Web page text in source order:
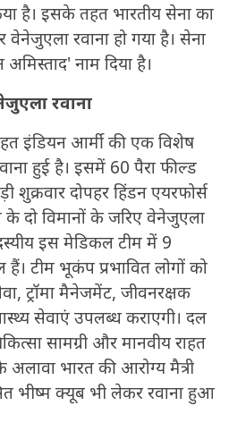
है। इसके तहत भारतीय सेना का
रवाना हो गया है। सेना
नाम दिया है।
रवाना
इंडियन आर्मी की एक विशेष
हुई है। इसमें 60 पैरा फील्ड
शुक्रवार दोपहर हिंडन एयरफोर्स
के दो विमानों के जरिए वेनेजुएला
इस मेडिकल टीम में 9
हैं। टीम भूकंप प्रभावित लोगों को
ट्रॉमा मैनेजमेंट, जीवनरक्षक
सेवाएं उपलब्ध कराएगी। दल
सामग्री और मानवीय राहत
अलावा भारत की आरोग्य मैत्री
भीष्म क्यूब भी लेकर रवाना हुआ